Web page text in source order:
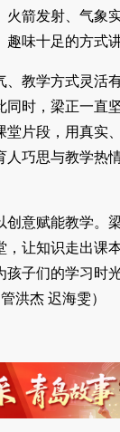
火箭发射、气象
味十足的方式
、教学方式灵活
同时，梁正一直
片段，用真实
人巧思与教学热
创意赋能教学。
，让知识走出课
子们的学习时
洪杰 迟海雯）